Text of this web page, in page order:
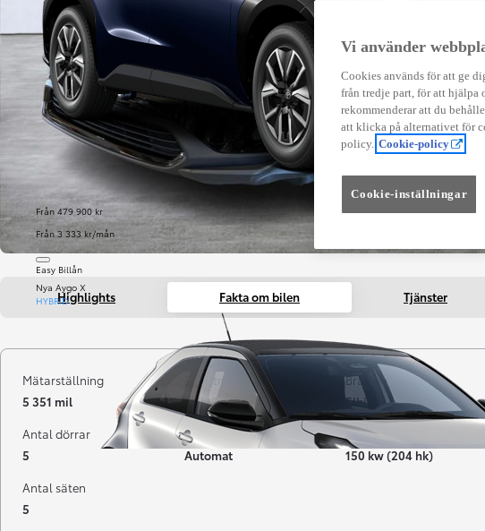
Från 479 900 kr
Från 3 333 kr/mån
Easy Billån
Nya Aygo X
HYBRIDHighlights Fakta om bilen Tjänster
Mätarställning
5 351 mil
Registrerad
08-2023
Bränsle
Elbil
Antal dörrar
5
Växellåda
Automat
Effekt
150 kw (204 hk)
Antal säten
5
Vi använder
Cookies används för att ge
från tredje part, för att hjälpa
rekommenderar att du
att klicka på alternativet för
policy. Cookie-policy
Cookie-inställningar